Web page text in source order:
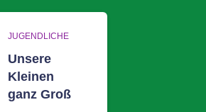
JUGENDLICHE
Unsere
Kleinen
ganz Groß